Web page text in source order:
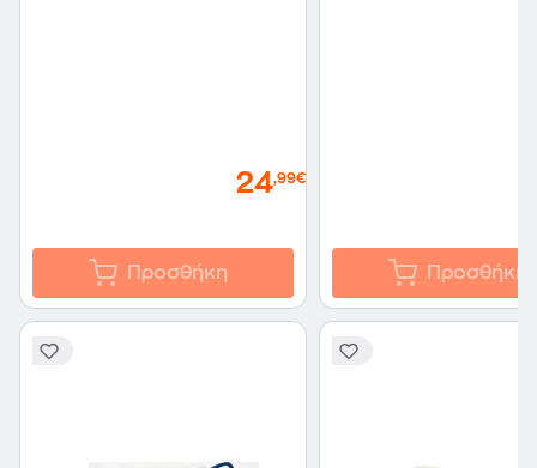
24,99€
Προσθήκη Προσθήκη